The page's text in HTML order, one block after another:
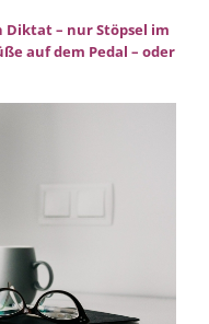
– nur Stöpsel im
auf dem Pedal – oder